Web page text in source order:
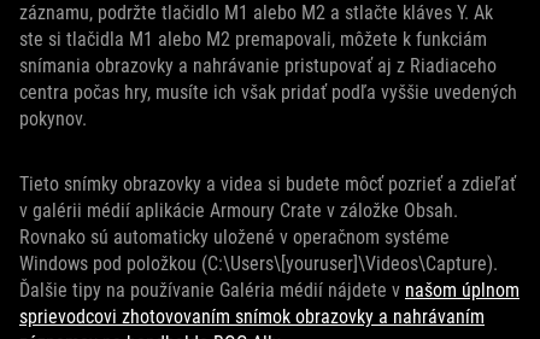
záznamu, podržte tlačidlo M1 alebo M2 a stlačte kláves Y. Ak
ste si tlačidla M1 alebo M2 premapovali, môžete k funkciám
snímania obrazovky a nahrávanie pristupovať aj z Riadiaceho
centra počas hry, musíte ich však pridať podľa vyššie uvedených
pokynov.
Tieto snímky obrazovky a videa si budete môcť pozrieť a zdieľať
v galérii médií aplikácie Armoury Crate v záložke Obsah.
Rovnako sú automaticky uložené v operačnom systéme
Windows pod položkou (C:\Users\[youruser]\Videos\Capture).
Ďalšie tipy na používanie Galéria médií nájdete v našom úplnom
sprievodcovi zhotovovaním snímok obrazovky a nahrávaním